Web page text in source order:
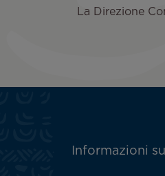
La Direzione
ATN:
Informazioni